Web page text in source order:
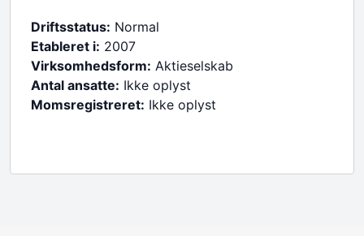
Driftsstatus: Normal
Etableret i: 2007
Virksomhedsform: Aktieselskab
Antal ansatte: Ikke oplyst
Momsregistreret: Ikke oplyst